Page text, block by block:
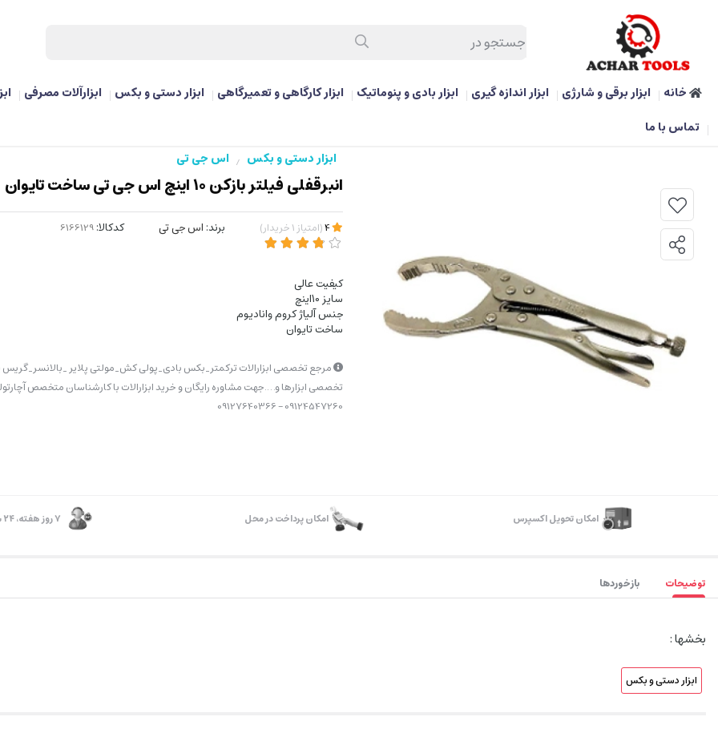
خانه ابزار برقی و شارژی ابزار اندازه گیری ابزار بادی و پنوماتیک ابزار کارگاهی و تعمیرگاهی ابزار دستی و بکس ابزارآلات مصرفی
تماس با ما
ابزار دستی و بکس / اس جی تی
انبرقفلی فیلتر بازکن ۱۰ اینچ اس جی تی ساخت تایوان
(امتیاز 1خریدار) برند: اس جی تی کدکالا:
کیفیت عالی
سایز 10اینچ
جنس آلیاژ کروم وانادیوم
ساخت تایوان
مرجع تخصصی ابزارالات ترکمتر_بکس بادی_پولی کش_مولتی پلایر
تخصصی ابزارها و….جهت مشاوره رایگان و خرید ابزارالات با کارشناسان متخصص
09124547260 – 09127640366
اﻣﮑﺎن ﺗﺤﻮﯾﻞ اﮐﺴﭙﺮس امکان پرداخت در محل ۷ روز ﻫﻔﺘﻪ، ۲۴ ﺳﺎﻋﺘﻪ
توضیحات بازخوردها
بخشها :
ابزار دستی و بکس